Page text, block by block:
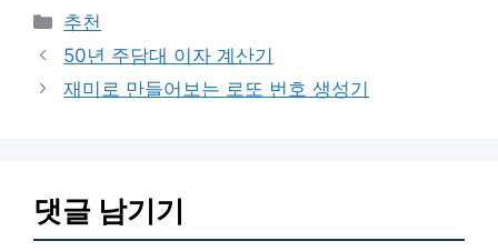
카
테
리
추천
50년 주담대 이자 계산기
재미로 만들어보는 로또 번호 생성기
댓글 남기기